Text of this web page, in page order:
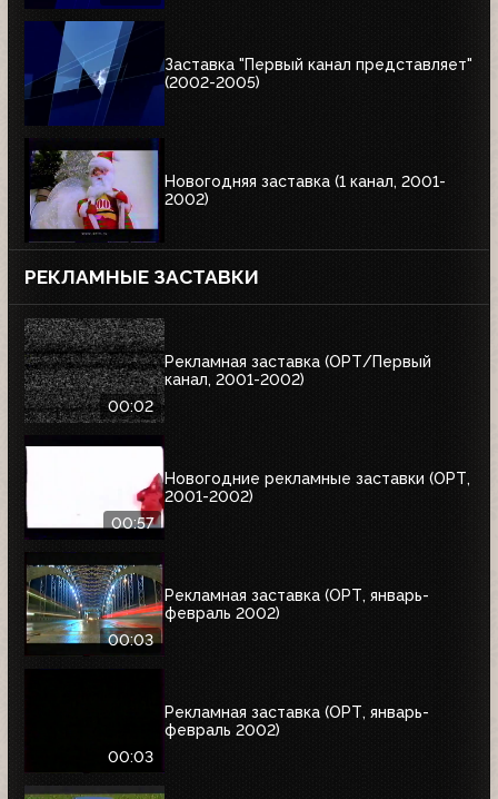
Заставка "Первый канал представляет"
(2002-2005)
Новогодняя заставка (1 канал, 2001-
2002)
РЕКЛАМНЫЕ ЗАСТАВКИ
00:02
Рекламная заставка (ОРТ/Первый
канал, 2001-2002)
00:57
Новогодние рекламные заставки (ОРТ,
2001-2002)
00:03
Рекламная заставка (ОРТ, январь-
февраль 2002)
00:03
Рекламная заставка (ОРТ, январь-
февраль 2002)